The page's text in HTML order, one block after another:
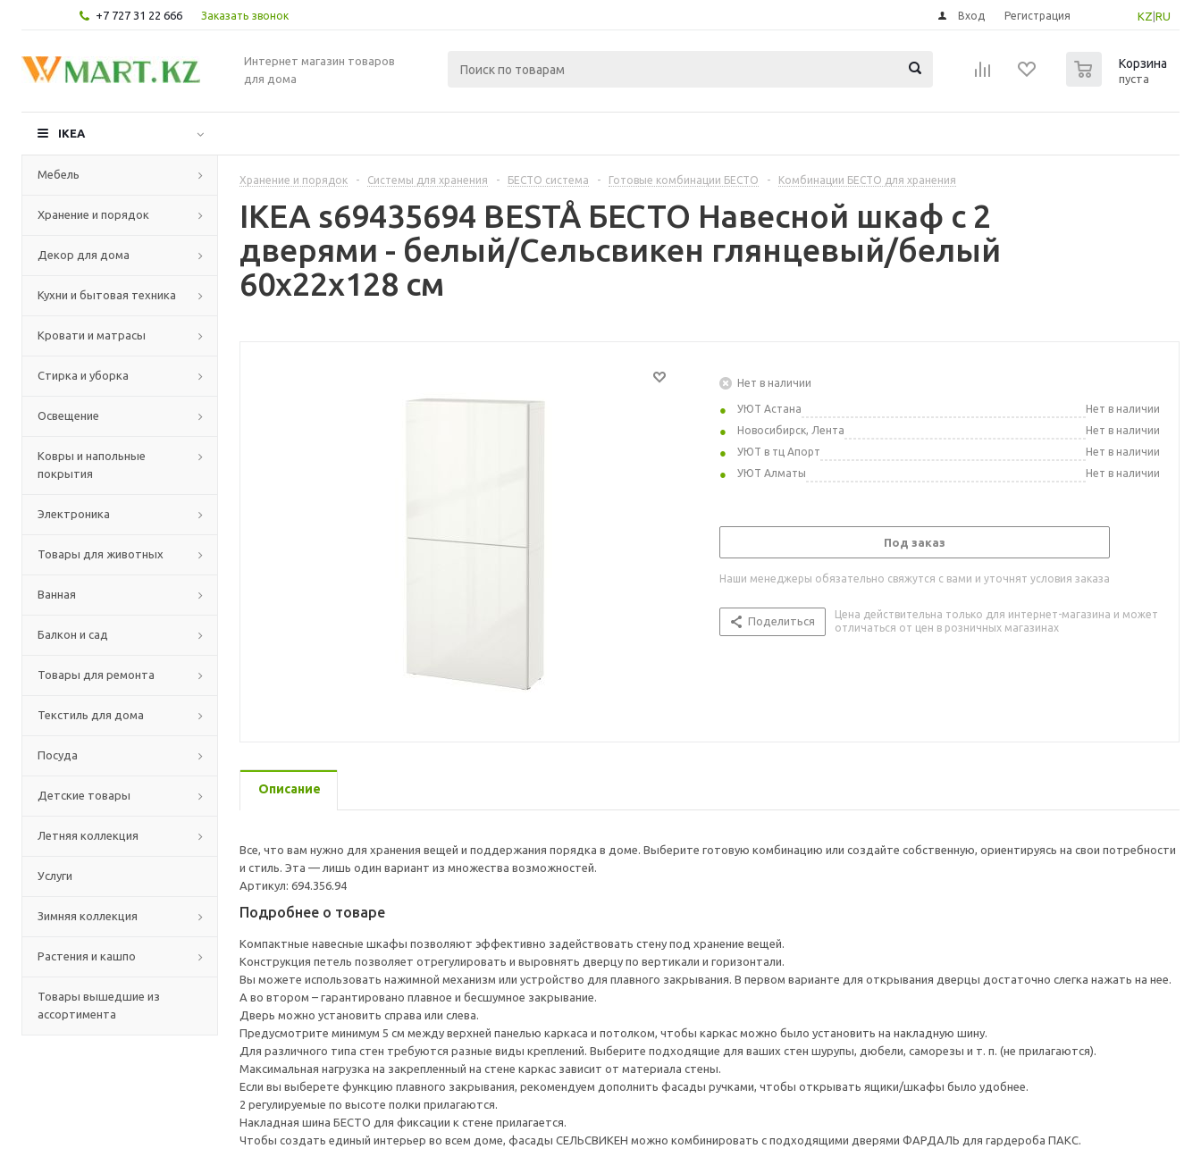
+7 727 31 22 666 Заказать звонок KZ RU
Вход Регистрация
Интернет магазин товаров
для дома
Корзина
пуста
IKEA
Мебель
Хранение и порядок
Декор для дома
Кухни и бытовая техника
Кровати и матрасы
Стирка и уборка
Освещение
Ковры и напольные
покрытия
Электроника
Товары для животных
Ванная
Балкон и сад
Товары для ремонта
Текстиль для дома
Посуда
Детские товары
Летняя коллекция
Услуги
Зимняя коллекция
Растения и кашпо
Товары вышедшие из
ассортимента
Хранение и порядок - Системы для хранения - БЕСТО система - Готовые комбинации БЕСТО - Комбинации БЕСТО для хранения
IKEA s69435694 BESTÅ БЕСТО Навесной шкаф с 2
дверями - белый/Сельсвикен глянцевый/белый
60x22x128 см
Нет в наличии
УЮТ Астана
Нет в наличии
Новосибирск, Лента
Нет в наличии
УЮТ в тц Апорт
Нет в наличии
УЮТ Алматы
Нет в наличии
Под заказ
Наши менеджеры обязательно свяжутся с вами и уточнят условия заказа
Поделиться
Цена действительна только для интернет-магазина и может
отличаться от цен в розничных магазинах
Описание
Все, что вам нужно для хранения вещей и поддержания порядка в доме. Выберите готовую комбинацию или создайте собственную, ориентируясь на свои потребности
и стиль. Эта — лишь один вариант из множества возможностей.
Артикул: 694.356.94
Подробнее о товаре
Компактные навесные шкафы позволяют эффективно задействовать стену под хранение вещей.
Конструкция петель позволяет отрегулировать и выровнять дверцу по вертикали и горизонтали.
Вы можете использовать нажимной механизм или устройство для плавного закрывания. В первом варианте для открывания дверцы достаточно слегка нажать на нее.
А во втором – гарантировано плавное и бесшумное закрывание.
Дверь можно установить справа или слева.
Предусмотрите минимум 5 см между верхней панелью каркаса и потолком, чтобы каркас можно было установить на накладную шину.
Для различного типа стен требуются разные виды креплений. Выберите подходящие для ваших стен шурупы, дюбели, саморезы и т. п. (не прилагаются).
Максимальная нагрузка на закрепленный на стене каркас зависит от материала стены.
Если вы выберете функцию плавного закрывания, рекомендуем дополнить фасады ручками, чтобы открывать ящики/шкафы было удобнее.
2 регулируемые по высоте полки прилагаются.
Накладная шина БЕСТО для фиксации к стене прилагается.
Чтобы создать единый интерьер во всем доме, фасады СЕЛЬСВИКЕН можно комбинировать с подходящими дверями ФАРДАЛЬ для гардероба ПАКС.